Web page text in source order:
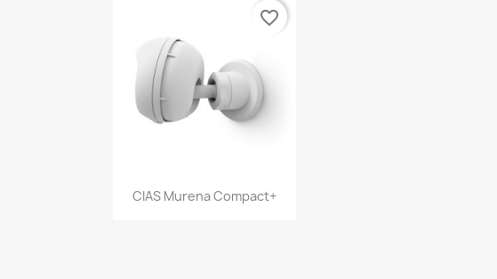
Vista rápida
CIAS Murena Compact+
favorite_border